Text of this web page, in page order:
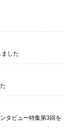
した
タビュー特集第3回を